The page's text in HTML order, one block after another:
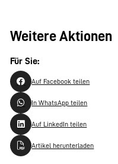
Weitere Aktionen
Für Sie:
Auf Facebook teilen
In WhatsApp teilen
Auf LinkedIn teilen
Artikel herunterladen